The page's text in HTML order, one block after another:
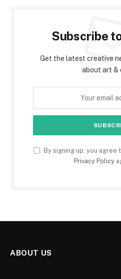
Subscribe
Get the latest creative
about art &
By signing up, you
Privacy Policy
ABOUT US